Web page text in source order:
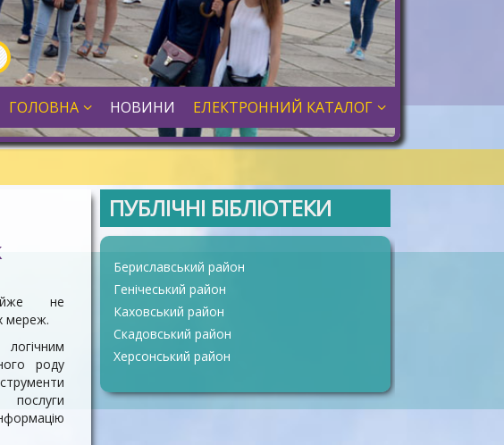
ГОЛОВНА НОВИНИ ЕЛЕКТРОННИЙ КАТАЛОГ
ПУБЛІЧНІ БІБЛІОТЕКИ
Бериславський район
Генічеський район
Каховський район
Скадовський район
Херсонський район
не
мереж.
роду
послуги